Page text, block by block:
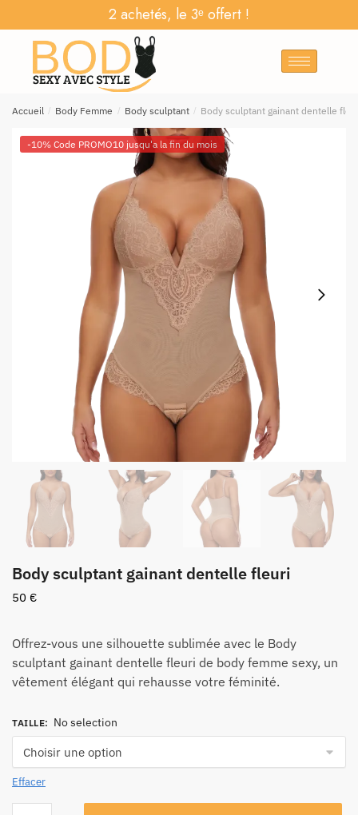
2 achetés, le 3ᵉ offert !
Accueil / Body Femme / Body sculptant / Body sculptant gainant dentelle
-10% Code PROMO10 jusqu'a la fin du mois
Body sculptant gainant dentelle fleuri
50 €
Offrez-vous une silhouette sublimée avec le Body
sculptant gainant dentelle fleuri de body femme sexy, un
vêtement élégant qui rehausse votre féminité.
TAILLE: No selection
Effacer